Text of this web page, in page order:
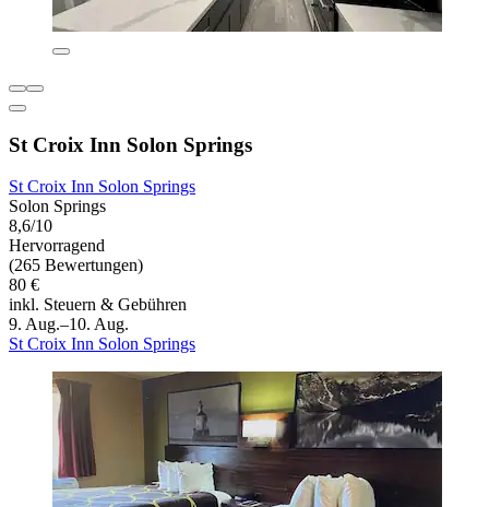
St Croix Inn Solon Springs
St Croix Inn Solon Springs
Solon Springs
8,6/10
Hervorragend
(265 Bewertungen)
80 €
inkl. Steuern & Gebühren
9. Aug.–10. Aug.
St Croix Inn Solon Springs